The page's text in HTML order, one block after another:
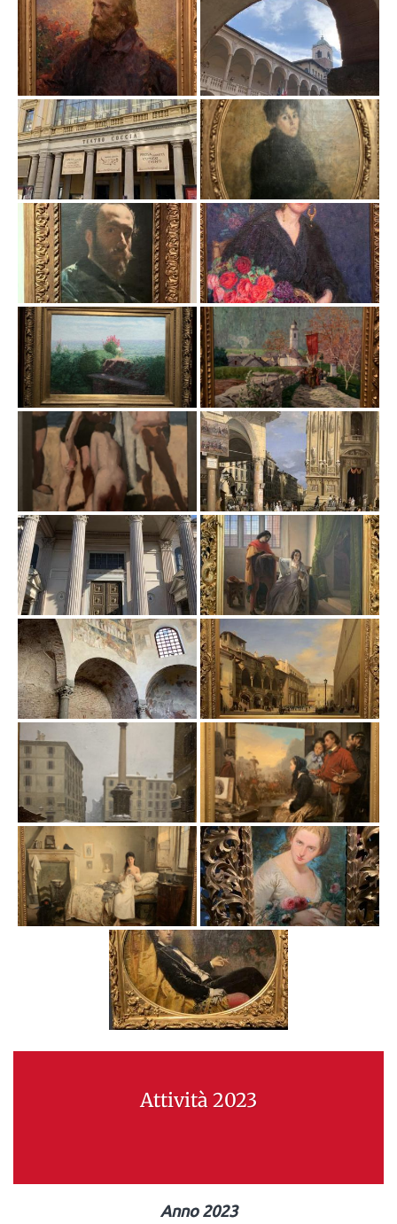
Attività 2023
Anno 2023